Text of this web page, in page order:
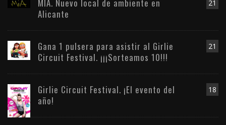
21
MIA. Nuevo local de ambiente en
Alicante
21
Gana 1 pulsera para asistir al Girlie
Circuit Festival. ¡¡¡Sorteamos 10!!!
18
Girlie Circuit Festival. ¡El evento del
año!